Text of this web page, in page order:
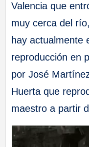
Valencia que
muy cerca del
hay actualmente
reproducción en
por José
Huerta que
maestro a partir